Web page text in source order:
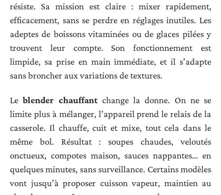
résiste. Sa mission est claire : mixer rapidement,
efficacement, sans se perdre en réglages inutiles. Les
adeptes de boissons vitaminées ou de glaces pilées y
trouvent leur compte. Son fonctionnement est
limpide, sa prise en main immédiate, et il s’adapte
sans broncher aux variations de textures.
Leblender chauffantchange la donne. On ne se
limite plus à mélanger, l’appareil prend le relais de la
casserole. Il chauffe, cuit et mixe, tout cela dans le
même bol. Résultat : soupes chaudes, veloutés
onctueux, compotes maison, sauces nappantes… en
quelques minutes, sans surveillance. Certains modèles
vont jusqu’à proposer cuisson vapeur, maintien au